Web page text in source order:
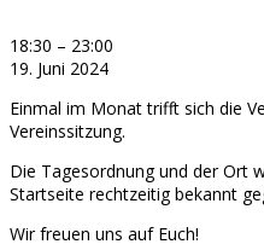
Vereinssitzung
Verkehrte
e.V.
/
meeting
Verkehrte
Welt
18:30 – 23:00
19. Juni 2024
Einmal im Monat trifft sich die
Vereinssitzung.
Die Tagesordnung und der Ort
Startseite rechtzeitig bekannt
Wir freuen uns auf Euch!